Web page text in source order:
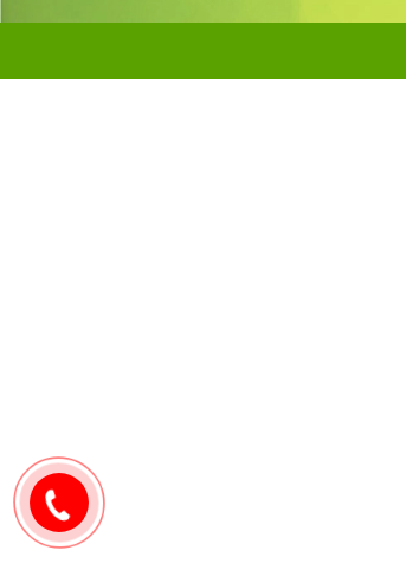
0907171571